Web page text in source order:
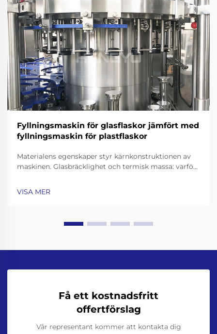
Fyllningsmaskin för glasflaskor jämfört med
fyllningsmaskin för plastflaskor
Materialens egenskaper styr kärnkonstruktionen av
maskinen. Glasbräcklighet och termisk massa: varför
chockdämpning och precisionsgrepp för flaskanäs.
VISA MER
Få ett kostnadsfritt
offertförslag
Vår representant kommer att kontakta dig